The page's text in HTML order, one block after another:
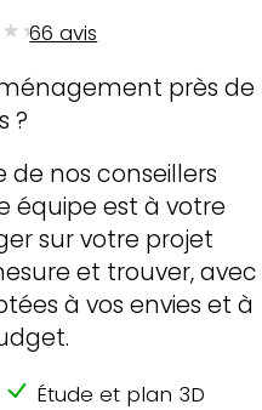
66 avis
près de
?
nos conseillers
équipe est à votre
sur votre projet
et trouver, avec
à vos envies et à
Étude et plan 3D